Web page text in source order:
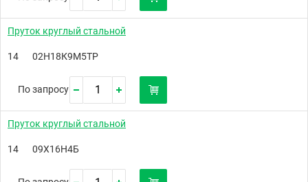
Пруток круглый стальной
14 02Н18К9М5ТР
По запросу
Пруток круглый стальной
14 09Х16Н4Б